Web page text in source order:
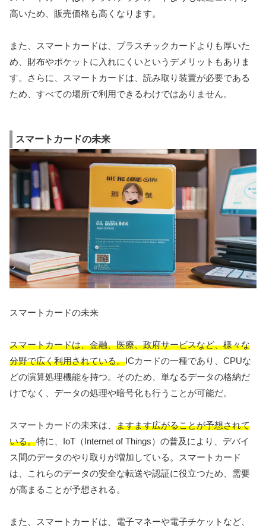
高いため、販売価格も高くなります。
また、スマートカードは、プラスチックカードよりも厚いた
め、財布やポケットに入れにくいというデメリットもありま
す。さらに、スマートカードは、読み取り装置が必要である
ため、すべての場所で利用できるわけではありません。
スマートカードの未来
スマートカードの未来
スマートカードは、金融、医療、政府サービスなど、様々な
分野で広く利用されている。ICカードの一種であり、CPUな
どの演算処理機能を持つ。そのため、単なるデータの格納だ
けでなく、データの処理や暗号化も行うことが可能だ。
スマートカードの未来は、 ますます広がることが予想されて
いる。特に、IoT（Internet of Things）の普及により、デバイ
ス間のデータのやり取りが増加している。スマートカード
は、これらのデータの安全な転送や認証に役立つため、需要
が高まることが予想される。
また、スマートカードは、電子マネーや電子チケットなど、